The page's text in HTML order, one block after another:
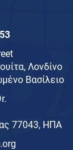
Λονδίνο
Βασίλειο
77043, ΗΠΑ